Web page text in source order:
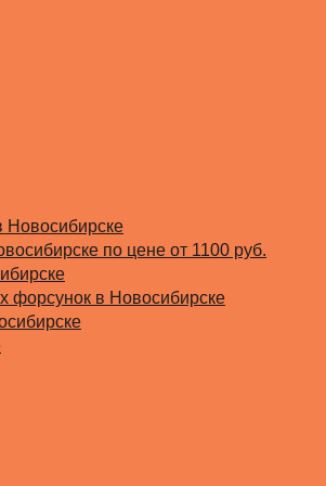
Новосибирске
по цене от 1100 руб.
форсунок в Новосибирске